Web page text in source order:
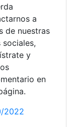
a
de nuestras
sociales,
y
en
2022